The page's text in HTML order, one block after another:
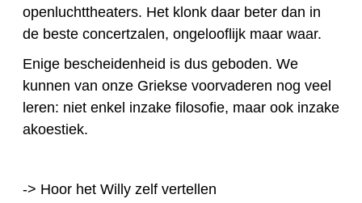
openluchttheaters. Het klonk daar beter dan in
de beste concertzalen, ongelooflijk maar waar.
Enige bescheidenheid is dus geboden. We
kunnen van onze Griekse voorvaderen nog veel
leren: niet enkel inzake filosofie, maar ook inzake
akoestiek.
-> Hoor het Willy zelf vertellen